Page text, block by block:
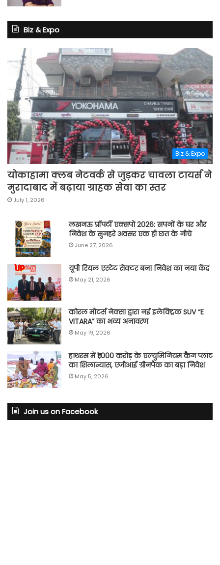
Biz & Expo
Biz & Expo
योकाहामा क्लब नेटवर्क से जुड़कर चावला टायर्स ने
मुरादाबाद में बढ़ाया ग्राहक सेवा का स्तर
July 1, 2026
लखनऊ प्रॉपर्टी एक्सपो 2026: सपनों के घर और
निवेश के सुनहरे अवसर एक ही छत के नीचे
June 27, 2026
यूपी रियल एस्टेट सेक्टर बना निवेश का नया केंद्र
May 21, 2026
कोरल मोटर्स नेक्सा द्वारा नई इलेक्ट्रिक SUV “E
VITARA” का भव्य अनावरण
May 19, 2026
हाथरस में ₹1,000 करोड़ के एल्युमिनियम कैन प्लांट
का शिलान्यास, एजीआई ग्रीनपैक का बड़ा निवेश
May 5, 2026
Join us on Facebook